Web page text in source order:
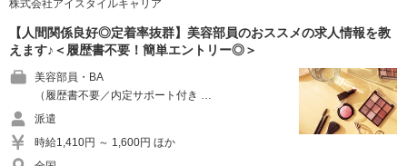
株式会社アイスタイルキャリア
【人間関係良好◎定着率抜群】美容部員のおススメの求人情報を教
えます♪＜履歴書不要！簡単エントリー◎＞
美容部員・BA
（履歴書不要／内定サポート付き …
派遣
時給1,410円 ～ 1,600円 ほか